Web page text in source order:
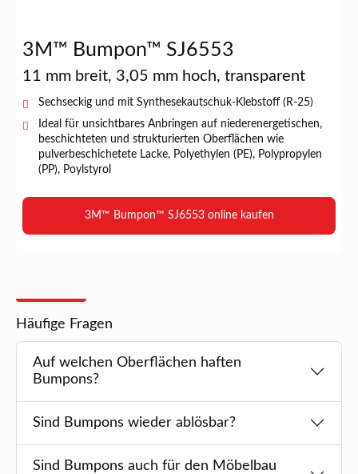
3M™ Bumpon™ SJ6553
11 mm breit, 3,05 mm hoch, transparent
Sechseckig und mit Synthesekautschuk-Klebstoff (R-25)
Ideal für unsichtbares Anbringen auf niederenergetischen,
beschichteten und strukturierten Oberflächen wie
pulverbeschichetete Lacke, Polyethylen (PE), Polypropylen
(PP), Poylstyrol
3M™ Bumpon™ SJ6553 online kaufen
Häufige Fragen
Auf welchen Oberflächen haften
Bumpons?
Sind Bumpons wieder ablösbar?
Sind Bumpons auch für den Möbelbau